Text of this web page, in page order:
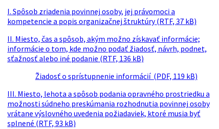
I. Spôsob zriadenia povinnej osoby, jej právomoci a
kompetencie a popis organizačnej štruktúry (RTF, 37 kB)
II. Miesto, čas a spôsob, akým možno získavať informácie;
informácie o tom, kde možno podať žiadosť, návrh, podnet,
sťažnosť alebo iné podanie (RTF, 136 kB)
Žiadosť o sprístupnenie informácií (PDF, 119 kB)
III. Miesto, lehota a spôsob podania opravného prostriedku a
možnosti súdneho preskúmania rozhodnutia povinnej osoby
vrátane výslovného uvedenia požiadaviek, ktoré musia byť
splnené (RTF, 93 kB)